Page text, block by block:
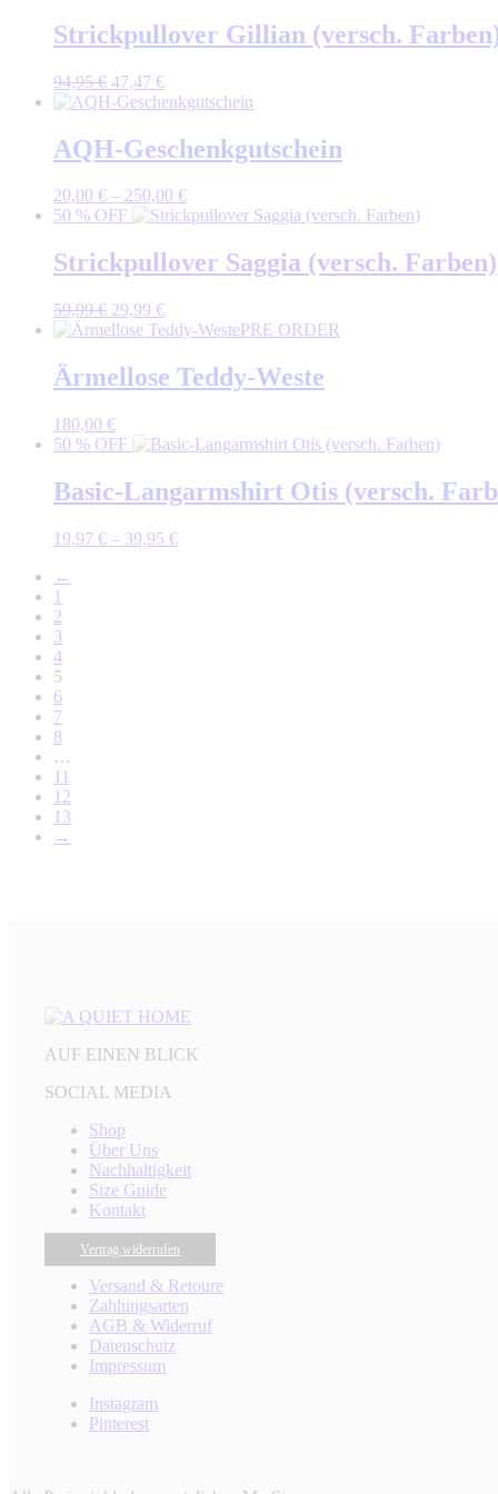
104,95 € 73,46 €.
Strickpullover Gillian (versch.
94,95€ Ursprünglicher
Preis
94,95 €
47,47 €Aktueller
Preis
47,47 €.
AQH-Geschenkgutschein
20,00 € – 250,00 €
50 % OFF
Strickpullover Saggia (versch. Farben)
59,99€ Ursprünglicher
Preis
59,99 €
29,99 €Aktueller
Preis
29,99 €.
PRE ORDER
Ärmellose Teddy-Weste
180,00 €
50 % OFF
Basic-Langarmshirt Otis (versch.
19,97 € – 39,95 €
←
1
2
3
4
5
6
7
8
…
11
12
13
→
AUF EINEN BLICK
SOCIAL MEDIA
Shop
Über Uns
Nachhaltigkeit
Size Guide
Kontakt
Vertrag widerrufen
Versand & Retoure
Zahlungsarten
AGB & Widerruf
Datenschutz
Impressum
Instagram
Pinterest